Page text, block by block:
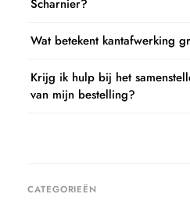
CATEGORIEËN
Scharnier?
Wat betekent kantafwerking
Krijg ik hulp bij het
van mijn bestelling?